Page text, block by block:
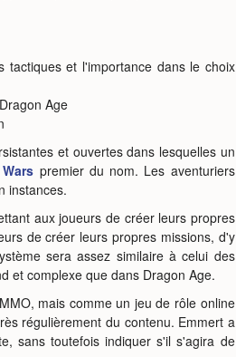
tactiques et l'importance dans le choix
Age
et ouvertes dans lesquelles un
premier du nom. Les aventuriers
instances.
aux joueurs de créer leurs propres
de créer leurs propres missions, d'y
sera assez similaire à celui des
et complexe que dans Dragon Age.
mais comme un jeu de rôle online
régulièrement du contenu. Emmert a
sans toutefois indiquer s'il s'agira de